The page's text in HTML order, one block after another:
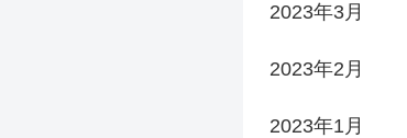
2023年3月
2023年2月
2023年1月